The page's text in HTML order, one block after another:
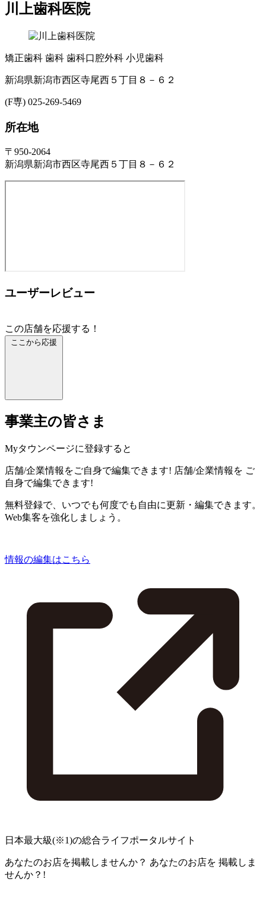
川上歯科医院
矯正歯科 歯科 歯科口腔外科 小児歯科
新潟県新潟市西区寺尾西５丁目８－６２
(F専) 025-269-5469
所在地
〒950-2064
新潟県新潟市西区寺尾西５丁目８－６２
ユーザーレビュー
この店舗を応援する！
ここから応援
事業主の皆さま
Myタウンページに登録すると
店舗/企業情報をご自身で編集できます! 店舗/企業情報を ご
自身で編集できます!
無料登録で、いつでも何度でも自由に更新・編集できます。
Web集客を強化しましょう。
情報の編集はこちら
日本最大級(※1)の総合ライフポータルサイト
あなたのお店を掲載しませんか？ あなたのお店を 掲載しま
せんか？!